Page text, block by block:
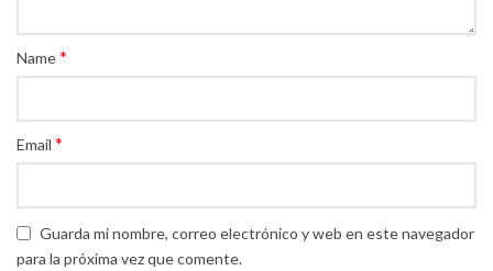
Name*
Email *
Guarda mi nombre, correo electrónico y web en este navegador
para la próxima vez que comente.